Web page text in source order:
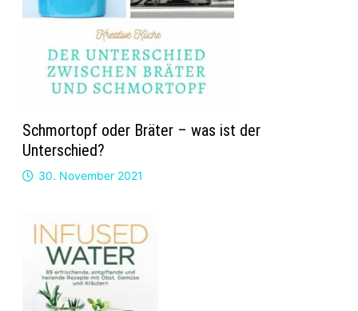
Schmortopf oder Bräter – was ist der
Unterschied?
30. November 2021